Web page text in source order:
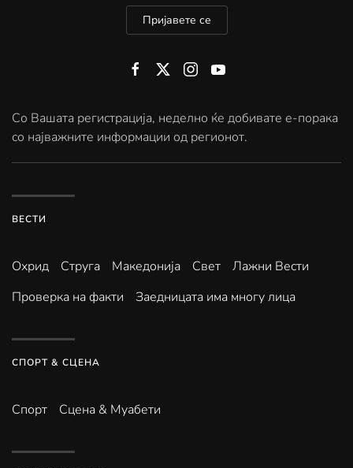
Пријавете се
Со Вашата регистрација, неделно ќе добивате е-порака
со најважните информации од регионот.
ВЕСТИ
Охрид Струга Македонија Свет
Лажни Вести
Проверка на факти
Заедницата има многу лица
СПОРТ & СЦЕНА
Спорт Сцена & Муабети